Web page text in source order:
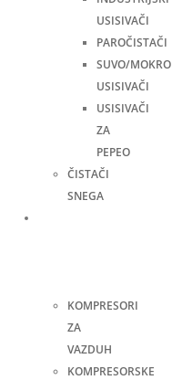
USISIVAČI
PAROČISTAČI
SUVO/MOKRO
USISIVAČI
USISIVAČI
ZA
PEPEO
ČISTAČI
SNEGA
KOMPRESORI
ZA
VAZDUH
KOMPRESORSKE